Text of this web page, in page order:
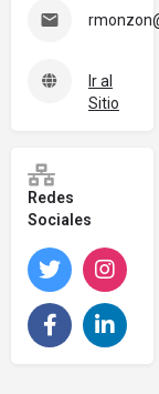
Ir al
Sitio
Redes
Sociales
Twitter
Facebook